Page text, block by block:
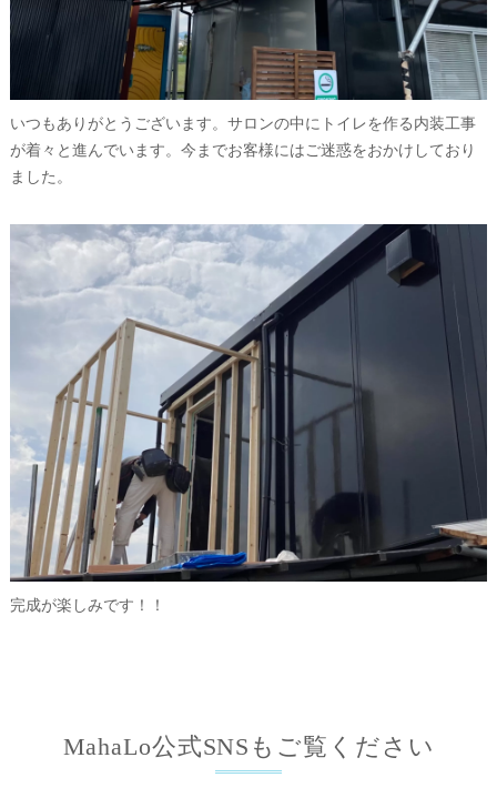
いつもありがとうございます。サロンの中にトイレを作る内装工事
が着々と進んでいます。今までお客様にはご迷惑をおかけしており
ました。
完成が楽しみです！！
MahaLo公式SNSもご覧ください